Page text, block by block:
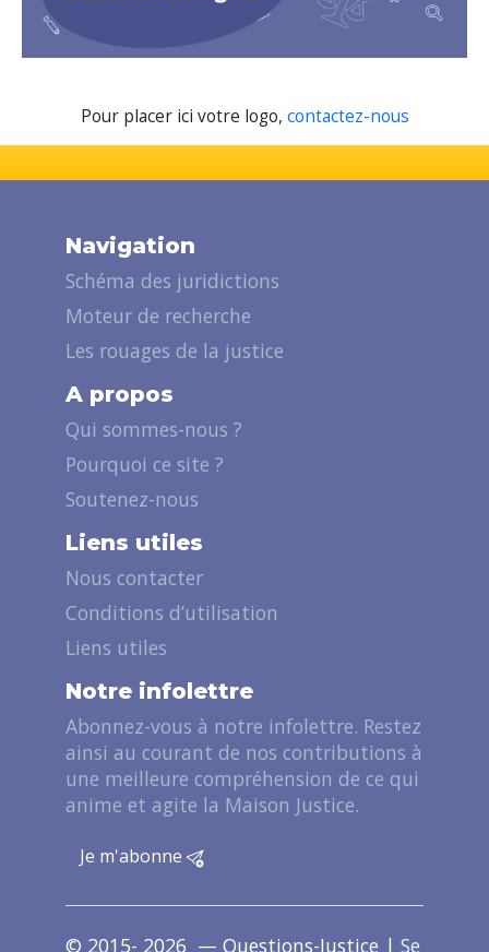
Pour placer ici votre logo, contactez-nous
Navigation
Schéma des juridictions
Moteur de recherche
Les rouages de la justice
A propos
Qui sommes-nous ?
Pourquoi ce site ?
Soutenez-nous
Liens utiles
Nous contacter
Conditions d’utilisation
Liens utiles
Notre infolettre
Abonnez-vous à notre infolettre. Restez
ainsi au courant de nos contributions à
une meilleure compréhension de ce qui
anime et agite la Maison Justice.
Je m'abonne
© 2015- 2026 — Questions-Justice | Se